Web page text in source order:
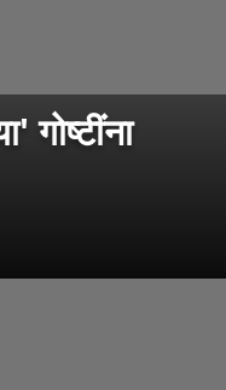
गोष्टींना